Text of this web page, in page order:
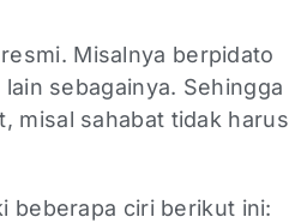
Misalnya berpidato
sebagainya. Sehingga
misal sahabat tidak harus
beberapa ciri berikut ini: